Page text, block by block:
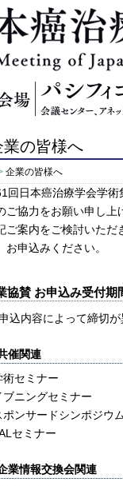
業の皆様へ
企業の皆様へ
回日本癌治療学会学
ご協力をお願い申し上
ご案内をご検討いただ
お申込みください。
協賛 お申込み受付期
込内容によって締切が
催関連
術セミナー
ブニングセミナー
ポンサードシンポジウ
セミナー
業情報交換会関連